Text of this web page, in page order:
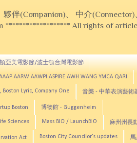
伴(Companion)、 中介(Connector)
******************* All rights of
亞美電影節/波士頓台灣電影節
AARW AAWPI ASPIRE AWH WANG YMCA QARI
Boston Lyric, Company One 音樂 - 中華表演藝術
Boston 博物館 - Guggenheim
Sciences Mass BIO / LaunchBIO 麻州州長
Act Boston City Councilor's updates 馬